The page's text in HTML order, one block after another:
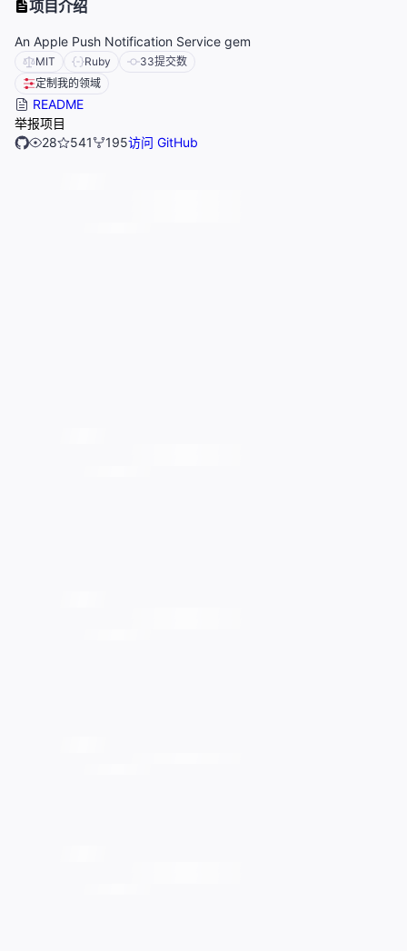
项目介绍
An Apple Push Notification Service gem
MIT Ruby 33提交数
定制我的领域
README
举报项目
28
541 195访问 GitHub